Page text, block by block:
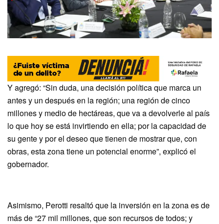
Y agregó: “Sin duda, una decisión política que marca un
antes y un después en la región; una región de cinco
millones y medio de hectáreas, que va a devolverle al país
lo que hoy se está invirtiendo en ella; por la capacidad de
su gente y por el deseo que tienen de mostrar que, con
obras, esta zona tiene un potencial enorme”, explicó el
gobernador.
Asimismo, Perotti resaltó que la inversión en la zona es de
más de “27 mil millones, que son recursos de todos; y